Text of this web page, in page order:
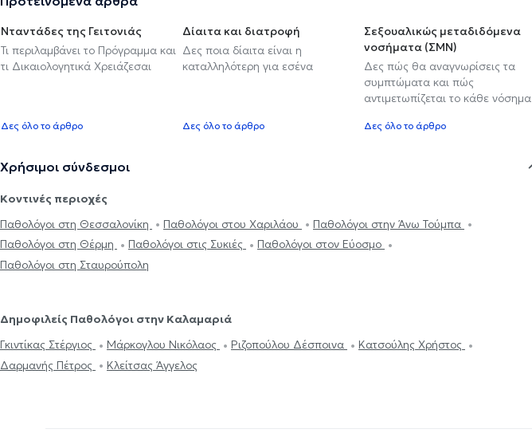
Νταντάδες της Γειτονιάς
Τι περιλαμβάνει το Πρόγραμμα και
τι Δικαιολογητικά Χρειάζεσαι
Δες όλο το άρθρο
Δίαιτα και διατροφή
Δες ποια δίαιτα είναι η
καταλληλότερη για εσένα
Δες όλο το άρθρο
Σεξουαλικώς μεταδιδόμενα
νοσήματα (ΣΜΝ)
Δες πώς θα αναγνωρίσεις τα
συμπτώματα και πώς
αντιμετωπίζεται το κάθε νόσημα
Δες όλο το άρθρο
Χρήσιμοι σύνδεσμοι
Κοντινές περιοχές
Παθολόγοι στη Θεσσαλονίκη
Παθολόγοι στου Χαριλάου
Παθολόγοι στην Άνω Τούμπα
Παθολόγοι στη Θέρμη
Παθολόγοι στις Συκιές
Παθολόγοι στον Εύοσμο
Παθολόγοι στη Σταυρούπολη
Δημοφιλείς Παθολόγοι στην Καλαμαριά
Γκιντίκας Στέργιος
Μάρκογλου Νικόλαος Ριζοπούλου Δέσποινα
Κατσούλης Χρήστος
Δαρμανής Πέτρος
Κλείτσας Άγγελος